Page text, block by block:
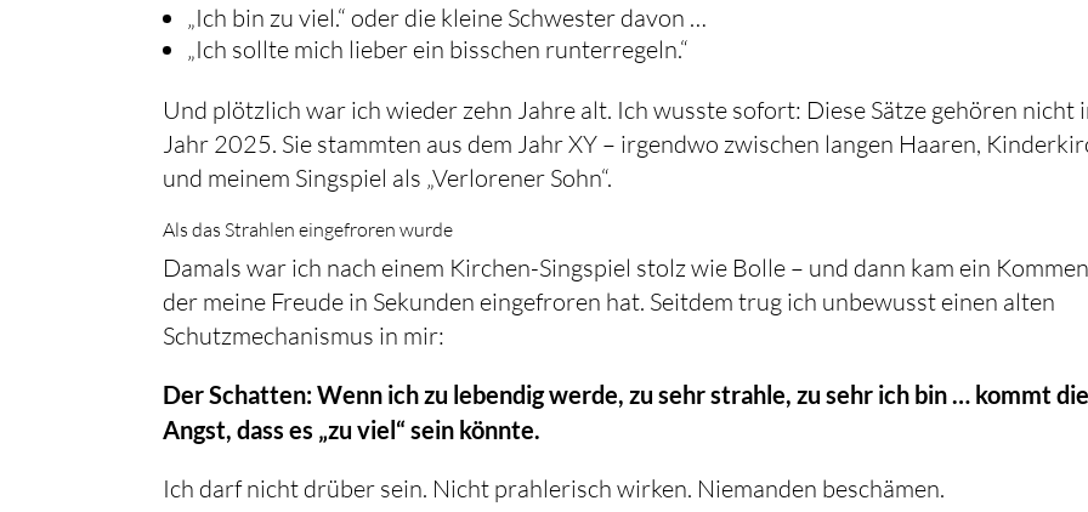
„Ich bin zu viel.“ oder die kleine Schwester davon …
„Ich sollte mich lieber ein bisschen runterregeln.“
Und plötzlich war ich wieder zehn Jahre alt. Ich wusste sofort: Diese Sätze gehören nicht
Jahr 2025. Sie stammten aus dem Jahr XY – irgendwo zwischen langen Haaren,
und meinem Singspiel als „Verlorener Sohn“.
Als das Strahlen eingefroren wurde
Damals war ich nach einem Kirchen-Singspiel stolz wie Bolle – und dann kam ein
der meine Freude in Sekunden eingefroren hat. Seitdem trug ich unbewusst einen alten
Schutzmechanismus in mir:
Der Schatten: Wenn ich zu lebendig werde, zu sehr strahle, zu sehr ich bin … kommt die
Angst, dass es „zu viel“ sein könnte.
Ich darf nicht drüber sein. Nicht prahlerisch wirken. Niemanden beschämen.